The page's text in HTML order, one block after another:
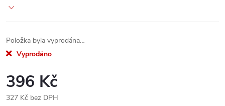
Položka byla vyprodána…
Vyprodáno
396 Kč
327 Kč bez DPH